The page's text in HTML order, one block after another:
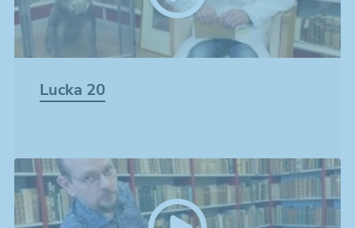
Lucka 20